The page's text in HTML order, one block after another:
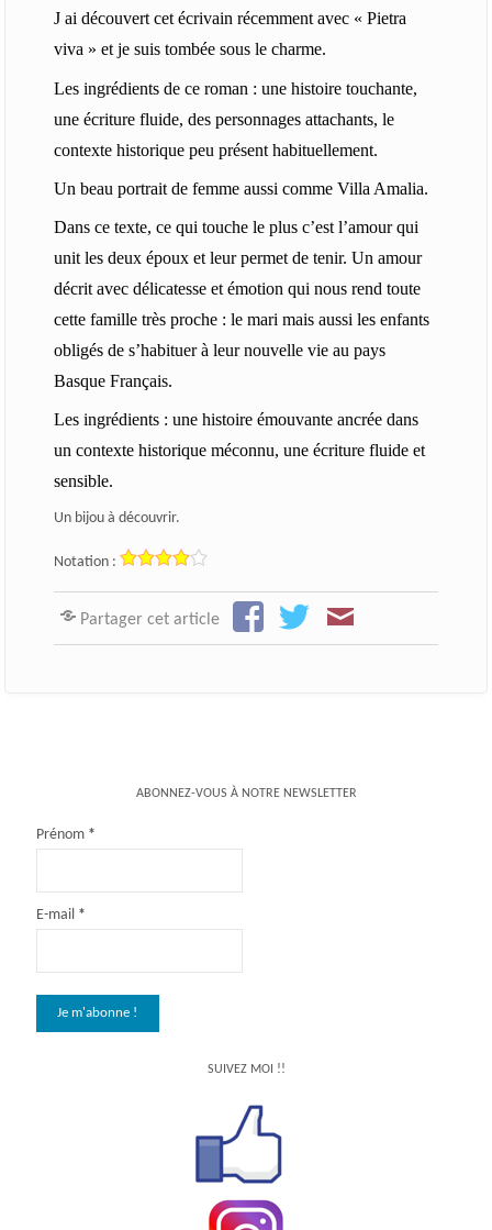
J ai découvert cet écrivain récemment avec « Pietra
viva » et je suis tombée sous le charme.
Les ingrédients de ce roman : une histoire touchante,
une écriture fluide, des personnages attachants, le
contexte historique peu présent habituellement.
Un beau portrait de femme aussi comme Villa Amalia.
Dans ce texte, ce qui touche le plus c’est l’amour qui
unit les deux époux et leur permet de tenir. Un amour
décrit avec délicatesse et émotion qui nous rend toute
cette famille très proche : le mari mais aussi les enfants
obligés de s’habituer à leur nouvelle vie au pays
Basque Français.
Les ingrédients : une histoire émouvante ancrée dans
un contexte historique méconnu, une écriture fluide et
sensible.
Un bijou à découvrir.
Notation :
Partager cet article
ABONNEZ-VOUS À NOTRE NEWSLETTER
Prénom *
E-mail *
SUIVEZ MOI !!